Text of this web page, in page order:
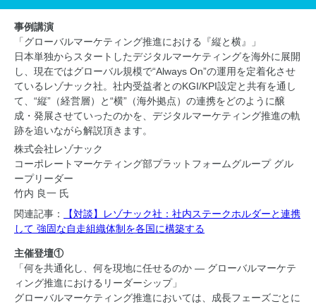
事例講演
「グローバルマーケティング推進における『縦と横』」
日本単独からスタートしたデジタルマーケティングを海外に展開
し、現在ではグローバル規模で“Always On”の運用を定着化させ
ているレゾナック社。社内受益者とのKGI/KPI設定と共有を通し
て、“縦”（経営層）と“横”（海外拠点）の連携をどのように醸
成・発展させていったのかを、デジタルマーケティング推進の軌
跡を追いながら解説頂きます。
株式会社レゾナック
コーポレートマーケティング部プラットフォームグループ グル
ープリーダー
竹内 良一 氏
関連記事：
【対談】レゾナック社：社内ステークホルダーと連携
して 強固な自走組織体制を各国に構築する
主催登壇①
「何を共通化し、何を現地に任せるのか ― グローバルマーケテ
ィング推進におけるリーダーシップ」
グローバルマーケティング推進においては、成長フェーズごとに